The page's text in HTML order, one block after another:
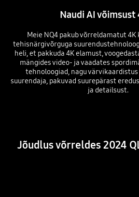
Naudi AI võimsust
Meie NQ4 pakub võrreldamatut 4K
tehisnärgivõrguga
heli, et pakkuda 4K elamust,
mängides video- ja vaadates
tehnoloogiad, nagu värvikaardistus
suurendaja, pakuvad suurepärast
ja detailsust.
Jõudlus võrreldes 2024